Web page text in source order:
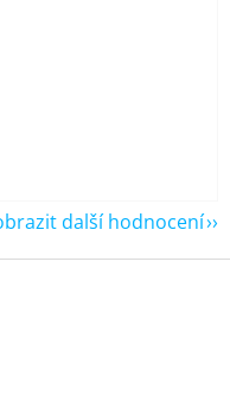
5 z 5 hvězdiček.
další hodnocení